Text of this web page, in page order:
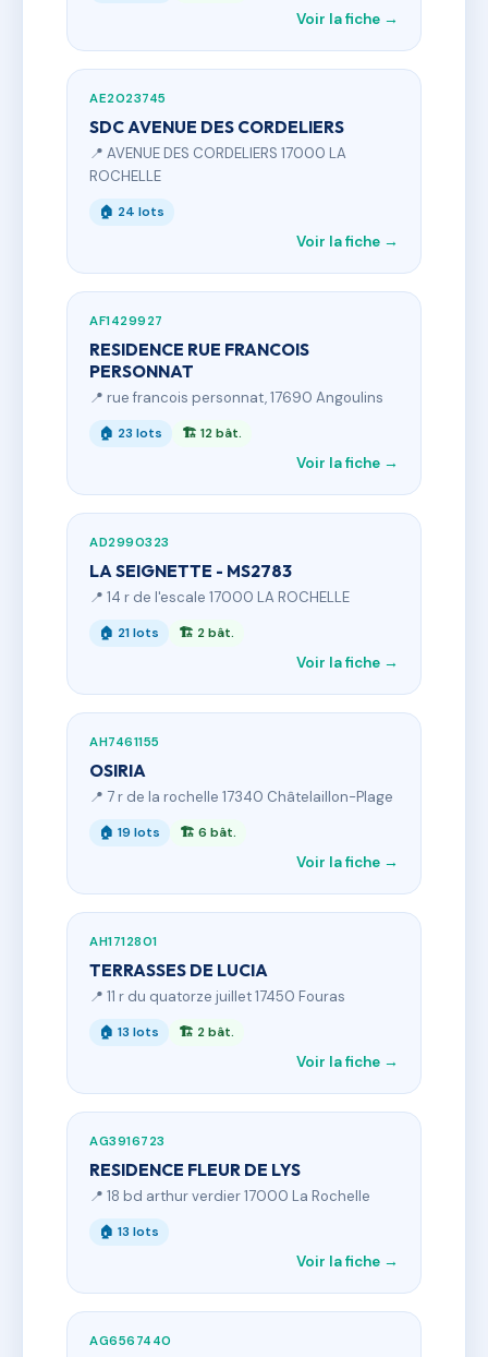
Voir la fiche →
AE2023745
SDC AVENUE DES CORDELIERS
📍 AVENUE DES CORDELIERS 17000 LA
ROCHELLE
🏠 24 lots
Voir la fiche →
AF1429927
RESIDENCE RUE FRANCOIS
PERSONNAT
📍 rue francois personnat, 17690 Angoulins
🏠 23 lots 🏗 12 bât.
Voir la fiche →
AD2990323
LA SEIGNETTE - MS2783
📍 14 r de l'escale 17000 LA ROCHELLE
🏠 21 lots 🏗 2 bât.
Voir la fiche →
AH7461155
OSIRIA
📍 7 r de la rochelle 17340 Châtelaillon-Plage
🏠 19 lots 🏗 6 bât.
Voir la fiche →
AH1712801
TERRASSES DE LUCIA
📍 11 r du quatorze juillet 17450 Fouras
🏠 13 lots 🏗 2 bât.
Voir la fiche →
AG3916723
RESIDENCE FLEUR DE LYS
📍 18 bd arthur verdier 17000 La Rochelle
🏠 13 lots
Voir la fiche →
AG6567440